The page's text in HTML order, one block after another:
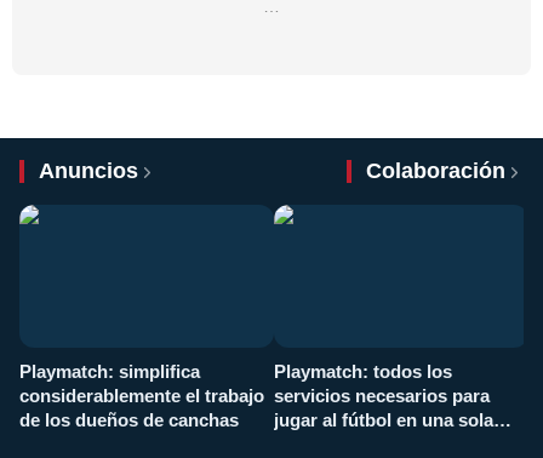
Anuncios Colaboración
Playmatch: simplifica
considerablemente el trabajo
de los dueños de canchas
Playmatch: todos los
servicios necesarios para
jugar al fútbol en una sola